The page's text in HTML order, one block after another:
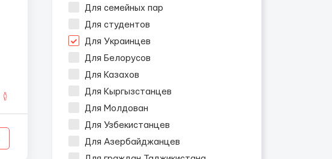
Для семейных пар
Для студентов
Для Украинцев
Для Белорусов
Для Казахов
Для Кыргызстанцев
Для Молдован
Для Узбекистанцев
Для Азербайджанцев